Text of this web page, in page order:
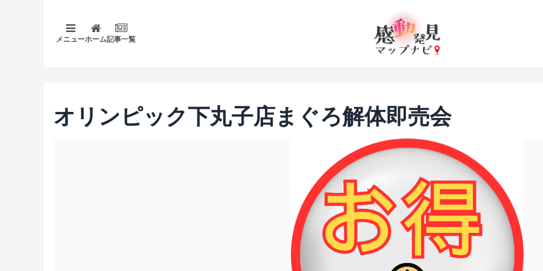
メニューホーム記事一覧
オリンピック下丸子店まぐろ解体即売会